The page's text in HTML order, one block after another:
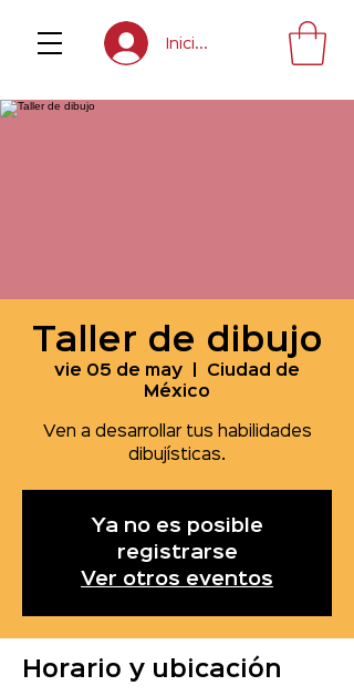
Inicia sesión
Taller de dibujo
vie 05 de may
Ciudad de
México
Ven a desarrollar tus habilidades
dibujísticas.
Ya no es posible
registrarse
Ver otros eventos
Horario y ubicación